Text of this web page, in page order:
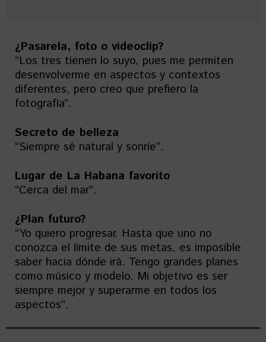
¿Pasarela, foto o videoclip?
“Los tres tienen lo suyo, pues me permiten
desenvolverme en aspectos y contextos
diferentes, pero creo que prefiero la
fotografía”.
Secreto de belleza
“Siempre sé natural y sonríe”.
Lugar de La Habana favorito
“Cerca del mar”.
¿Plan futuro?
“Yo quiero progresar. Hasta que uno no
conozca el límite de sus metas, es imposible
saber hacia dónde irá. Tengo grandes planes
como músico y modelo. Mi objetivo es ser
siempre mejor y superarme en todos los
aspectos”.